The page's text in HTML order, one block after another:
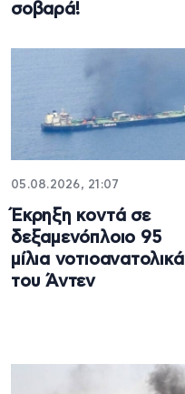
σοβαρά!
05.08.2026, 21:07
Έκρηξη κοντά σε
δεξαμενόπλοιο 95
μίλια νοτιοανατολικά
του Άντεν